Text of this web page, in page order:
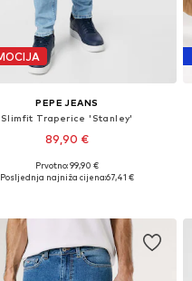
PEPE JEANS
Slimfit Traperice 'Stanley'
89,90 €
Dostupno u više veličina
Prvotno: 99,90 €
Posljednja najniža cijena:67,41 €